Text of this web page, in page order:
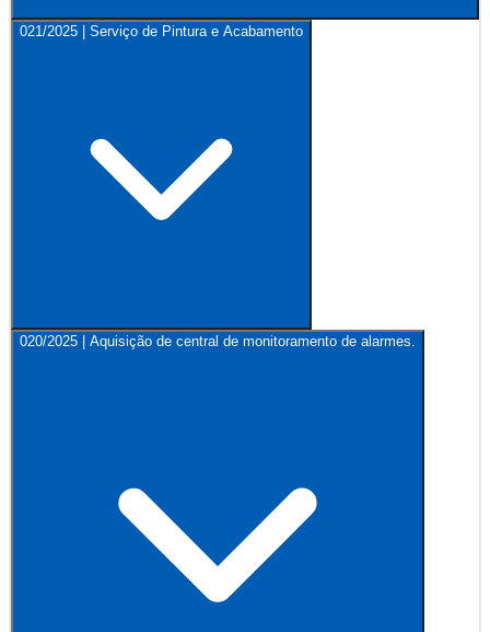
021/2025 | Serviço de Pintura e Acabamento
020/2025 | Aquisição de central de monitoramento de alarmes.